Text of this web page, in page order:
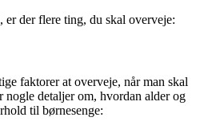
og certificeringer
Overvejelser omkring madrasser og
er der flere ting, du skal overveje:
faktorer at overveje, når man skal
nogle detaljer om, hvordan alder og
til børnesenge: